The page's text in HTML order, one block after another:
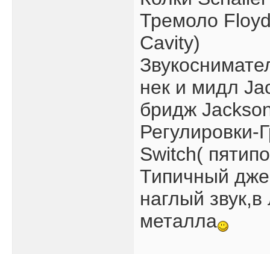
Тремоло
Cavity)
нек и мидл
бридж
Регулировки-
Switch(
Типичный
наглый
металла